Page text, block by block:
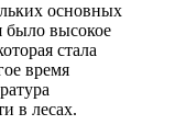
основных
было высокое
стала
время
в лесах.